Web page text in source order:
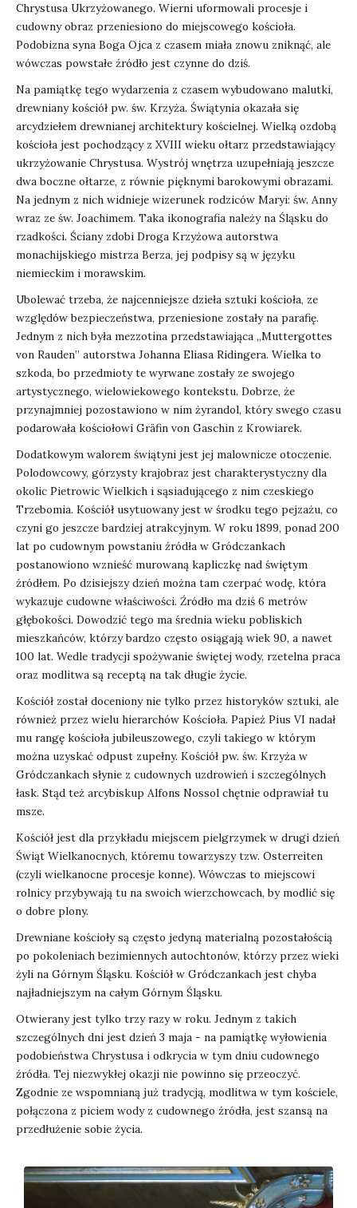
Chrystusa Ukrzyżowanego. Wierni uformowali procesje i
cudowny obraz przeniesiono do miejscowego kościoła.
Podobizna syna Boga Ojca z czasem miała znowu zniknąć, ale
wówczas powstałe źródło jest czynne do dziś.
Na pamiątkę tego wydarzenia z czasem wybudowano malutki,
drewniany kościół pw. św. Krzyża. Świątynia okazała się
arcydziełem drewnianej architektury kościelnej. Wielką ozdobą
kościoła jest pochodzący z XVIII wieku ołtarz przedstawiający
ukrzyżowanie Chrystusa. Wystrój wnętrza uzupełniają jeszcze
dwa boczne ołtarze, z równie pięknymi barokowymi obrazami.
Na jednym z nich widnieje wizerunek rodziców Maryi: św. Anny
wraz ze św. Joachimem. Taka ikonografia należy na Śląsku do
rzadkości. Ściany zdobi Droga Krzyżowa autorstwa
monachijskiego mistrza Berza, jej podpisy są w języku
niemieckim i morawskim.
Ubolewać trzeba, że najcenniejsze dzieła sztuki kościoła, ze
względów bezpieczeństwa, przeniesione zostały na parafię.
Jednym z nich była mezzotina przedstawiająca „Muttergottes
von Rauden” autorstwa Johanna Eliasa Ridingera. Wielka to
szkoda, bo przedmioty te wyrwane zostały ze swojego
artystycznego, wielowiekowego kontekstu. Dobrze, że
przynajmniej pozostawiono w nim żyrandol, który swego czasu
podarowała kościołowi Gräfin von Gaschin z Krowiarek.
Dodatkowym walorem świątyni jest jej malownicze otoczenie.
Polodowcowy, górzysty krajobraz jest charakterystyczny dla
okolic Pietrowic Wielkich i sąsiadującego z nim czeskiego
Trzebomia. Kościół usytuowany jest w środku tego pejzażu, co
czyni go jeszcze bardziej atrakcyjnym. W roku 1899, ponad 200
lat po cudownym powstaniu źródła w Gródczankach
postanowiono wznieść murowaną kapliczkę nad świętym
źródłem. Po dzisiejszy dzień można tam czerpać wodę, która
wykazuje cudowne właściwości. Źródło ma dziś 6 metrów
głębokości. Dowodzić tego ma średnia wieku pobliskich
mieszkańców, którzy bardzo często osiągają wiek 90, a nawet
100 lat. Wedle tradycji spożywanie świętej wody, rzetelna praca
oraz modlitwa są receptą na tak długie życie.
Kościół został doceniony nie tylko przez historyków sztuki, ale
również przez wielu hierarchów Kościoła. Papież Pius VI nadał
mu rangę kościoła jubileuszowego, czyli takiego w którym
można uzyskać odpust zupełny. Kościół pw. św. Krzyża w
Gródczankach słynie z cudownych uzdrowień i szczególnych
łask. Stąd też arcybiskup Alfons Nossol chętnie odprawiał tu
msze.
Kościół jest dla przykładu miejscem pielgrzymek w drugi dzień
Świąt Wielkanocnych, któremu towarzyszy tzw. Osterreiten
(czyli wielkanocne procesje konne). Wówczas to miejscowi
rolnicy przybywają tu na swoich wierzchowcach, by modlić się
o dobre plony.
Drewniane kościoły są często jedyną materialną pozostałością
po pokoleniach bezimiennych autochtonów, którzy przez wieki
żyli na Górnym Śląsku. Kościół w Gródczankach jest chyba
najładniejszym na całym Górnym Śląsku.
Otwierany jest tylko trzy razy w roku. Jednym z takich
szczególnych dni jest dzień 3 maja - na pamiątkę wyłowienia
podobieństwa Chrystusa i odkrycia w tym dniu cudownego
źródła. Tej niezwykłej okazji nie powinno się przeoczyć.
Zgodnie ze wspomnianą już tradycją, modlitwa w tym kościele,
połączona z piciem wody z cudownego źródła, jest szansą na
przedłużenie sobie życia.